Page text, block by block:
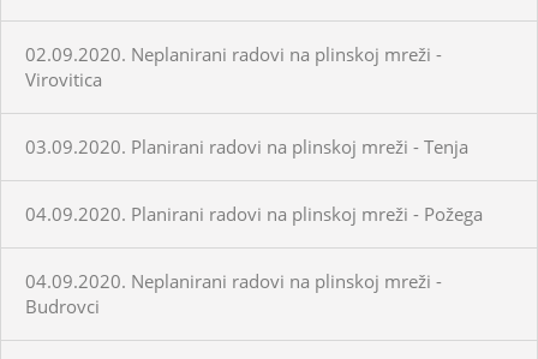
02.09.2020. Neplanirani radovi na plinskoj mreži -
Virovitica
03.09.2020. Planirani radovi na plinskoj mreži - Tenja
04.09.2020. Planirani radovi na plinskoj mreži - Požega
04.09.2020. Neplanirani radovi na plinskoj mreži -
Budrovci